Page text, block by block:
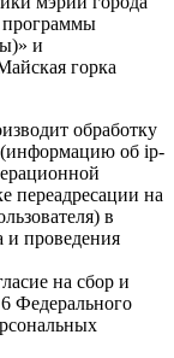
программы
и
горка
обработку
(информацию об ip-
переадресации на
в
и проведения
на сбор и
Федерального